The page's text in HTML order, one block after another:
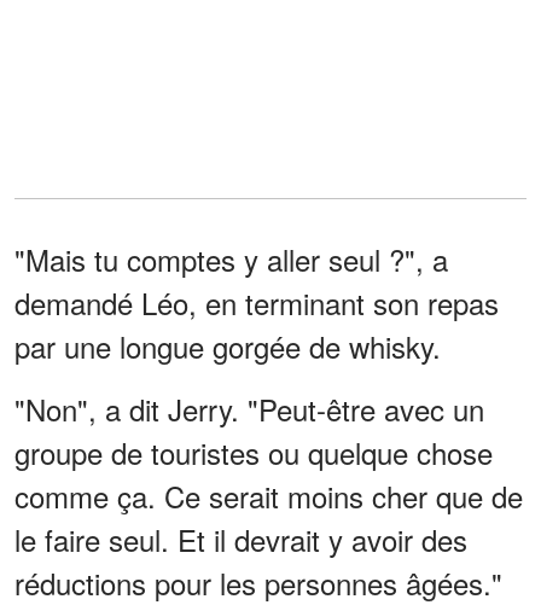
"Mais tu comptes y aller seul ?", a
demandé Léo, en terminant son repas
par une longue gorgée de whisky.
"Non", a dit Jerry. "Peut-être avec un
groupe de touristes ou quelque chose
comme ça. Ce serait moins cher que de
le faire seul. Et il devrait y avoir des
réductions pour les personnes âgées."